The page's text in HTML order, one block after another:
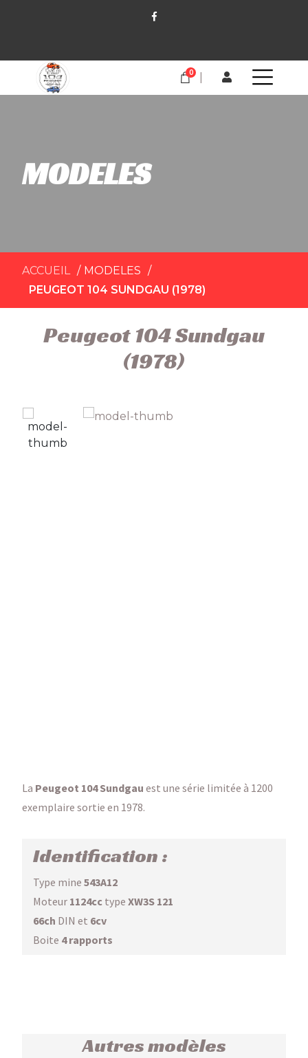
0
MODELES
ACCUEIL
MODELES
PEUGEOT 104 SUNDGAU (1978)
Peugeot 104 Sundgau
(1978)
La Peugeot 104 Sundgau est une série limitée à 1200
exemplaire sortie en 1978.
Identification :
Type mine 543A12
Moteur 1124cc type XW3S 121
66ch DIN et 6cv
Boite 4 rapports
Autres modèles